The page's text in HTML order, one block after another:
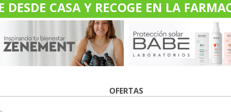
DESDE CASA Y RECOGE EN LA
OFERTAS